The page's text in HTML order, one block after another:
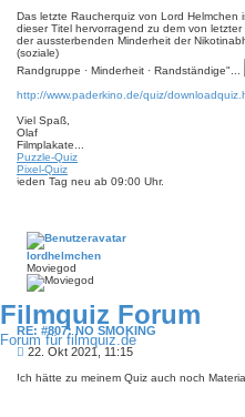
Filmquiz Forum
Forum für filmquiz.de
g
Das letzte Raucherquiz von Lord
dieser Titel hervorragend zu dem von
der aussterbenden Minderheit der
(soziale)
Randgruppe · Minderheit · Randständige"...
http://www.paderkino.de/quiz/
Viel Spaß,
Olaf
Filmplakate...
Puzzle-Quiz
Pixel-Quiz
jeden Tag neu ab 09:00 Uhr.
lordhelmchen
Moviegod
RE: #807: NO SMOKING
B
i
22. Okt 2021, 11:15
Ich hätte zu meinem Quiz auch noch